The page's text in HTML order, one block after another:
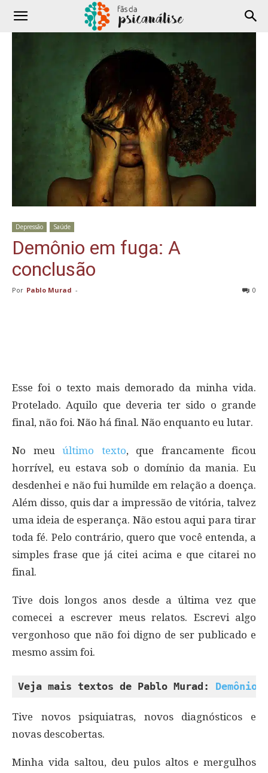
Depressão Saúde
Demônio em fuga: A
conclusão
Por Pablo Murad - 0
Esse foi o texto mais demorado da minha vida.
Protelado. Aquilo que deveria ter sido o grande
final, não foi. Não há final. Não enquanto eu lutar.
No meu último texto, que francamente ficou
horrível, eu estava sob o domínio da mania. Eu
desdenhei e não fui humilde em relação a doença.
Além disso, quis dar a impressão de vitória, talvez
uma ideia de esperança. Não estou aqui para tirar
toda fé. Pelo contrário, quero que você entenda, a
simples frase que já citei acima e que citarei no
final.
Tive dois longos anos desde a última vez que
comecei a escrever meus relatos. Escrevi algo
vergonhoso que não foi digno de ser publicado e
mesmo assim foi.
Veja mais textos de Pablo Murad: Demônio
Tive novos psiquiatras, novos diagnósticos e
novas descobertas.
Minha vida saltou, deu pulos altos e mergulhos